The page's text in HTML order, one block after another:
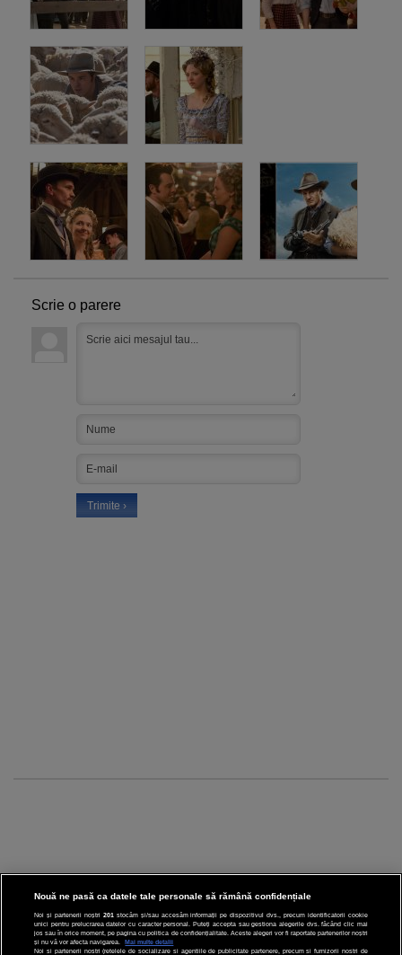
Scrie o parere
CINEMA
Nouă ne pasă ca datele tale personale să rămână confidențiale
Noi și partenerii noștri 201 stocăm și/sau accesăm informații pe dispozitivul dvs., precum identificatorii cookie
unici pentru prelucrarea datelor cu caracter personal. Puteți accepta sau gestiona alegerile dvs. făcând clic mai
jos sau în orice moment, pe pagina cu politica de confidențialitate. Aceste alegeri vor fi raportate partenerilor noștri
și nu vă vor afecta navigarea.
Mai multe detalii
Noi si partenerii nostri (retelele de socializare si agentiile de publicitate partenere, precum si furnizorii nostri de